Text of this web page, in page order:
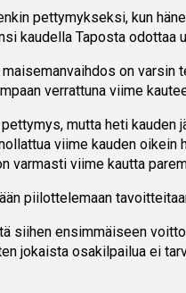
pettymykseksi, kun
kaudella Taposta odottaa
on varsin
verrattuna viime
mutta heti kauden
viime kauden oikein
varmasti viime kautta
piilottelemaan
siihen ensimmäiseen
jokaista osakilpailua ei